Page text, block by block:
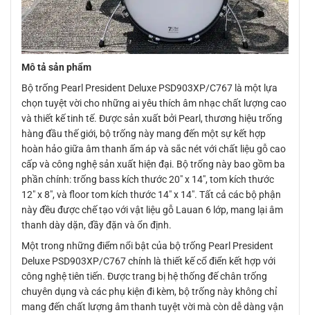
Mô tả sản phẩm
Bộ trống Pearl President Deluxe PSD903XP/C767 là một lựa
chọn tuyệt vời cho những ai yêu thích âm nhạc chất lượng cao
và thiết kế tinh tế. Được sản xuất bởi Pearl, thương hiệu trống
hàng đầu thế giới, bộ trống này mang đến một sự kết hợp
hoàn hảo giữa âm thanh ấm áp và sắc nét với chất liệu gỗ cao
cấp và công nghệ sản xuất hiện đại. Bộ trống này bao gồm ba
phần chính: trống bass kích thước 20″ x 14″, tom kích thước
12″ x 8″, và floor tom kích thước 14″ x 14″. Tất cả các bộ phận
này đều được chế tạo với vật liệu gỗ Lauan 6 lớp, mang lại âm
thanh dày dặn, đầy đặn và ổn định.
Một trong những điểm nổi bật của bộ trống Pearl President
Deluxe PSD903XP/C767 chính là thiết kế cổ điển kết hợp với
công nghệ tiên tiến. Được trang bị hệ thống đế chân trống
chuyên dụng và các phụ kiện đi kèm, bộ trống này không chỉ
mang đến chất lượng âm thanh tuyệt vời mà còn dễ dàng vận